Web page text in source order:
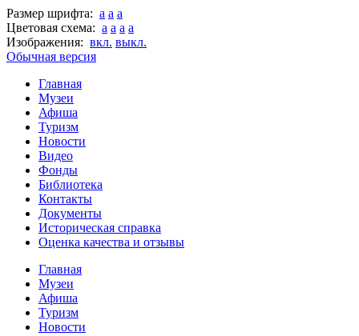
Размер шрифта: a a a
Цветовая схема: a a a a
Изображения: вкл. выкл.
Обычная версия
Главная
Музеи
Афиша
Туризм
Новости
Видео
Фонды
Библиотека
Контакты
Документы
Историческая справка
Оценка качества и отзывы
Главная
Музеи
Афиша
Туризм
Новости